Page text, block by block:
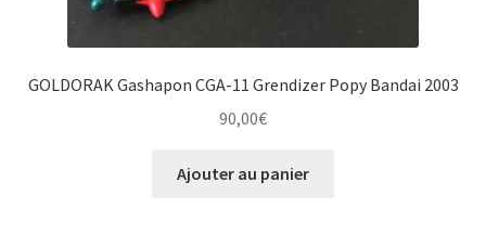
GOLDORAK Gashapon CGA-11 Grendizer Popy Bandai 2003
90,00€
Ajouter au panier